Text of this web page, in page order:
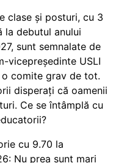
clase și posturi, cu 3
la debutul anului
sunt semnalate de
vicepreședinte USLI
o comite grav de tot.
disperați că oamenii
Ce se întâmplă cu
cu 9.70 la
Nu prea sunt mari